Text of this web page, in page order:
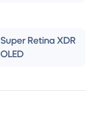
Super Retina XDR
OLED